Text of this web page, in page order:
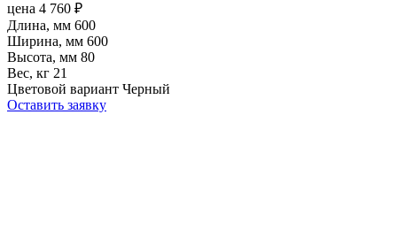
цена 4 760 ₽
Длина, мм 600
Ширина, мм 600
Высота, мм 80
Вес, кг 21
Цветовой вариант Черный
Оставить заявку